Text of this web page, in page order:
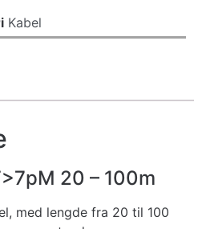
Kabel
20 – 100m
med lengde fra 20 til 100